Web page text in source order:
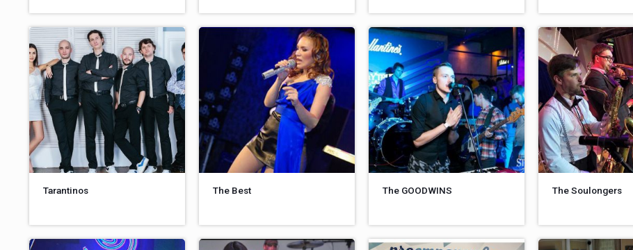
Tarantinos The Best The GOODWINS The Soulongers